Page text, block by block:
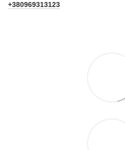
+380969313123